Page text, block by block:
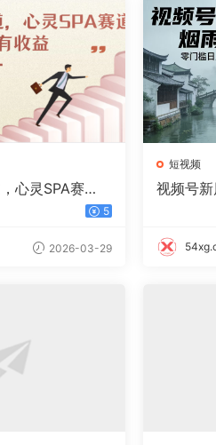
心灵SPA赛
单，每天收益805
2026-03-29
短视频
视频号